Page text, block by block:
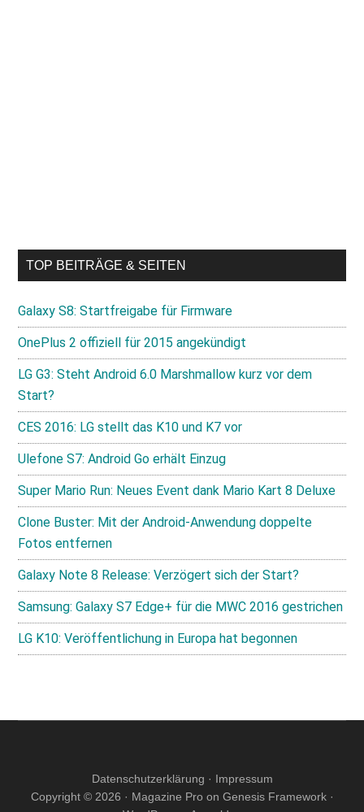
TOP BEITRÄGE & SEITEN
Galaxy S8: Startfreigabe für Firmware
OnePlus 2 offiziell für 2015 angekündigt
LG G3: Steht Android 6.0 Marshmallow kurz vor dem
Start?
CES 2016: LG stellt das K10 und K7 vor
Ulefone S7: Android Go erhält Einzug
Super Mario Run: Neues Event dank Mario Kart 8 Deluxe
Clone Buster: Mit der Android-Anwendung doppelte
Fotos entfernen
Galaxy Note 8 Release: Verzögert sich der Start?
Samsung: Galaxy S7 Edge+ für die MWC 2016 gestrichen
LG K10: Veröffentlichung in Europa hat begonnen
Datenschutzerklärung · Impressum
Copyright © 2026 · Magazine Pro on Genesis Framework·